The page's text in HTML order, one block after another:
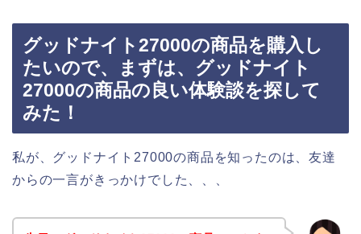
グッドナイト27000の商品を購入し
たいので、まずは、グッドナイト
27000の商品の良い体験談を探して
みた！
私が、グッドナイト27000の商品を知ったのは、友達
からの一言がきっかけでした、、、